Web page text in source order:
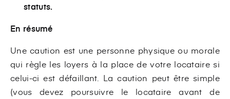
statuts.
En résumé
Une caution est une personne physique ou morale
qui règle les loyers à la place de votre locataire si
celui-ci est défaillant. La caution peut être simple
(vous devez poursuivre le locataire avant de